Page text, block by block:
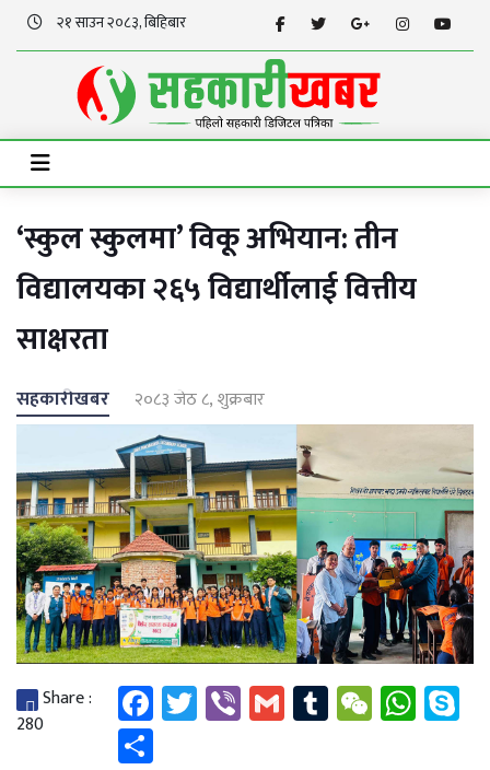
२१ साउन २०८३, बिहिबार
‘स्कुल स्कुलमा’ विकू अभियान: तीन
विद्यालयका २६५ विद्यार्थीलाई वित्तीय
साक्षरता
सहकारीखबर २०८३ जेठ ८, शुक्रबार
Share :
280
Facebook
Twitter
ViberGmailTumblr
WeChat